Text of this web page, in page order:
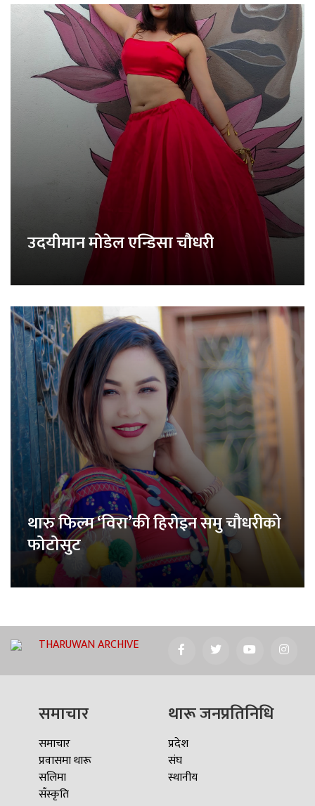
उदयीमान मोडेल एन्डिसा चौधरी
थारु फिल्म ‘विरा’की हिरोइन समु चौधरीको
फोटोसुट
THARUWAN ARCHIVE
समाचार
समाचार
प्रवासमा थारू
सलिमा
सँस्कृति
थारू जनप्रतिनिधि
प्रदेश
संघ
स्थानीय